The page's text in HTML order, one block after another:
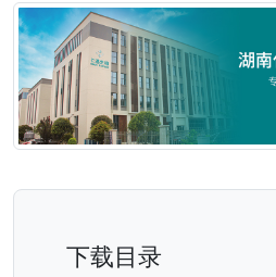
下载目录